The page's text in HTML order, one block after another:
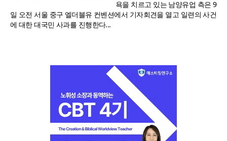
욕을 치르고 있는 남양유업 측은 9
일 오전 서울 중구 엘더블유 컨벤션에서 기자회견을 열고 일련의 사건
에 대한 대국민 사과를 진행한다...